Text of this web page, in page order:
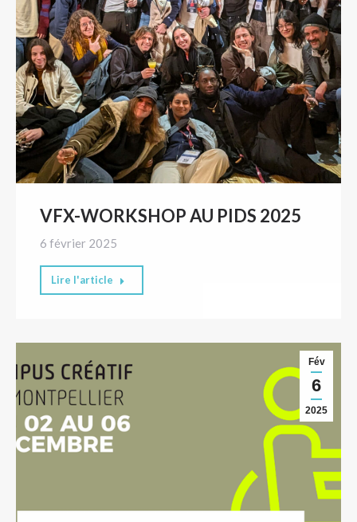
VFX-WORKSHOP AU PIDS 2025
6 février 2025
Lire l'article
Fév
6
2025